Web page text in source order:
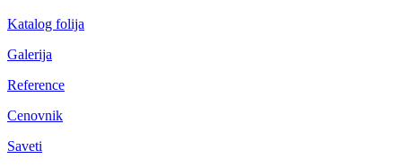
Katalog folija
Galerija
Reference
Cenovnik
Saveti